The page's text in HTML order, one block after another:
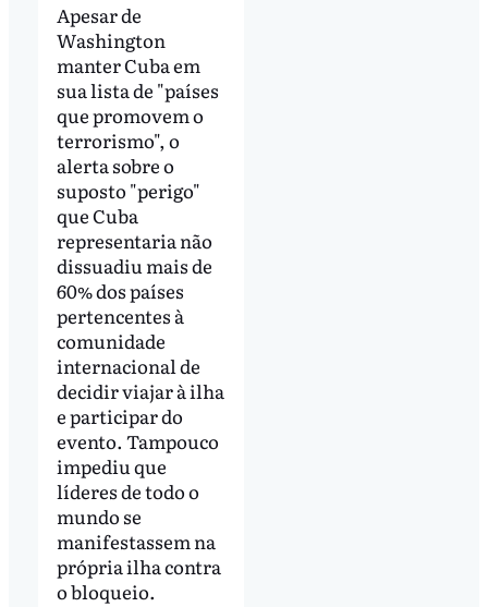
Apesar de
Washington
manter Cuba em
sua lista de "países
que promovem o
terrorismo", o
alerta sobre o
suposto "perigo"
que Cuba
representaria não
dissuadiu mais de
60% dos países
pertencentes à
comunidade
internacional de
decidir viajar à ilha
e participar do
evento. Tampouco
impediu que
líderes de todo o
mundo se
manifestassem na
própria ilha contra
o bloqueio.